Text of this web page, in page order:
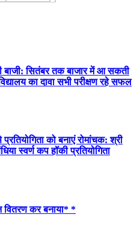
बाजी: सितंबर तक बाजार में आ सकती
का दावा सभी परीक्षण रहे सफल
को बनाएं रोमांचक: श्री
स्वर्ण कप हॉकी प्रतियोगिता
वितरण कर बनाया* *